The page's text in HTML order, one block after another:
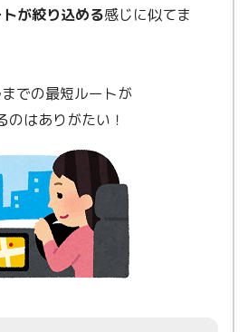
が絞り込める感じに似てま
での最短ルートが
のはありがたい！